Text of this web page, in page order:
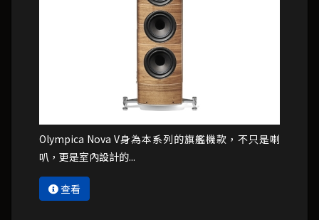
Olympica Nova V身為本系列的旗艦機款，不只是喇
叭，更是室內設計的...
查看